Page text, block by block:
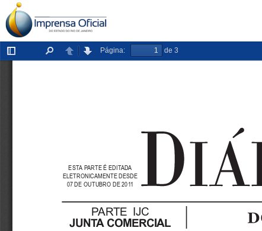
Exibir/ocultar
painel
LocalizarAnteriorPróxima
Página: de 3
ESTA PARTE É EDITADA
ELETRONICAMENTE DESDE
07 DE OUTUBRO DE 2011
PARTE IJC
JUNTA COMERCIAL